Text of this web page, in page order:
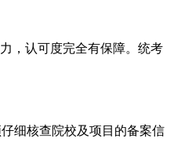
，认可度完全有保障。统考
细核查院校及项目的备案信